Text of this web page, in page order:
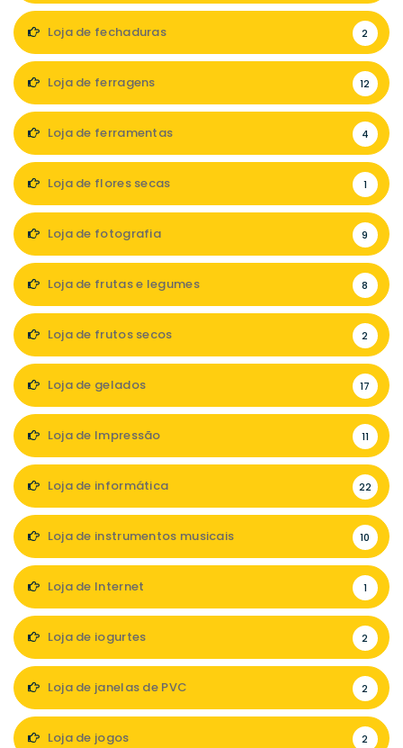
Loja de fechaduras 2
Loja de ferragens 12
Loja de ferramentas 4
Loja de flores secas 1
Loja de fotografia 9
Loja de frutas e legumes 8
Loja de frutos secos 2
Loja de gelados 17
Loja de Impressão 11
Loja de informática 22
Loja de instrumentos musicais 10
Loja de Internet 1
Loja de iogurtes 2
Loja de janelas de PVC 2
Loja de jogos 2